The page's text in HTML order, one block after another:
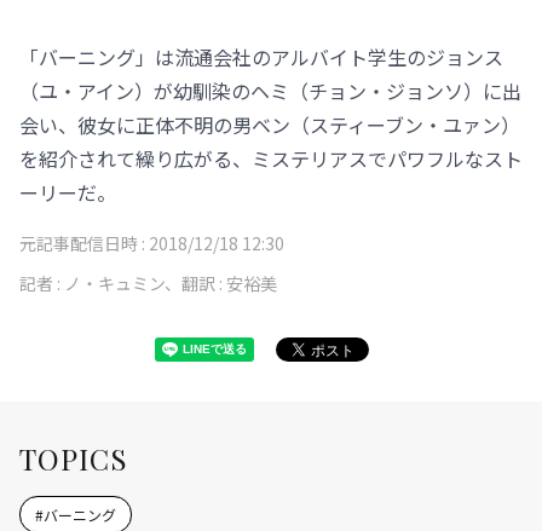
「バーニング」は流通会社のアルバイト学生のジョンス
（ユ・アイン）が幼馴染のヘミ（チョン・ジョンソ）に出
会い、彼女に正体不明の男ベン（スティーブン・ユァン）
を紹介されて繰り広がる、ミステリアスでパワフルなスト
ーリーだ。
元記事配信日時 : 2018/12/18 12:30
記者 : ノ・キュミン、翻訳 : 安裕美
TOPICS
#バーニング